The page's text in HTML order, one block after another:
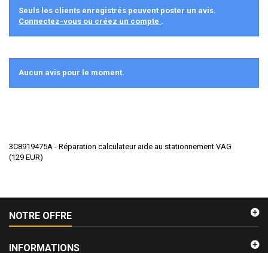
Seuls les clients enregistrés peuvent poster un avis.
Connectez-vous ou créez un compte .
Aucun avis pour le moment.
3C8919475A - Réparation calculateur aide au stationnement VAG
(129 EUR)
NOTRE OFFRE
INFORMATIONS